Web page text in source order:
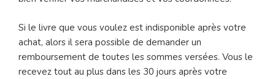
Si le livre que vous voulez est indisponible après votre
achat, alors il sera possible de demander un
remboursement de toutes les sommes versées. Vous le
recevez tout au plus dans les 30 jours après votre